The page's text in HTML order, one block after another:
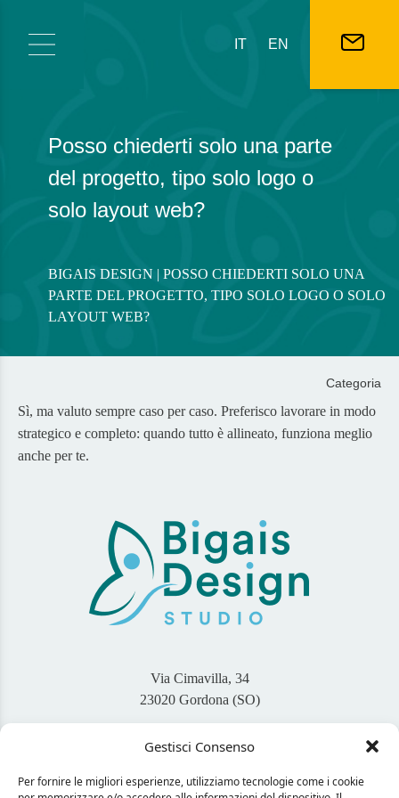
Gestisci Consenso
Per fornire le migliori esperienze, utilizziamo tecnologie come i cookie
IT EN
Posso chiederti solo una parte
del progetto, tipo solo logo o
solo layout web?
BIGAIS DESIGN | POSSO CHIEDERTI SOLO UNA
PARTE DEL PROGETTO, TIPO SOLO LOGO O SOLO
LAYOUT WEB?
Categoria
Sì, ma valuto sempre caso per caso. Preferisco lavorare in modo
strategico e completo: quando tutto è allineato, funziona meglio
anche per te.
Via Cimavilla, 34
23020 Gordona (SO)
+39 345 46 94 767